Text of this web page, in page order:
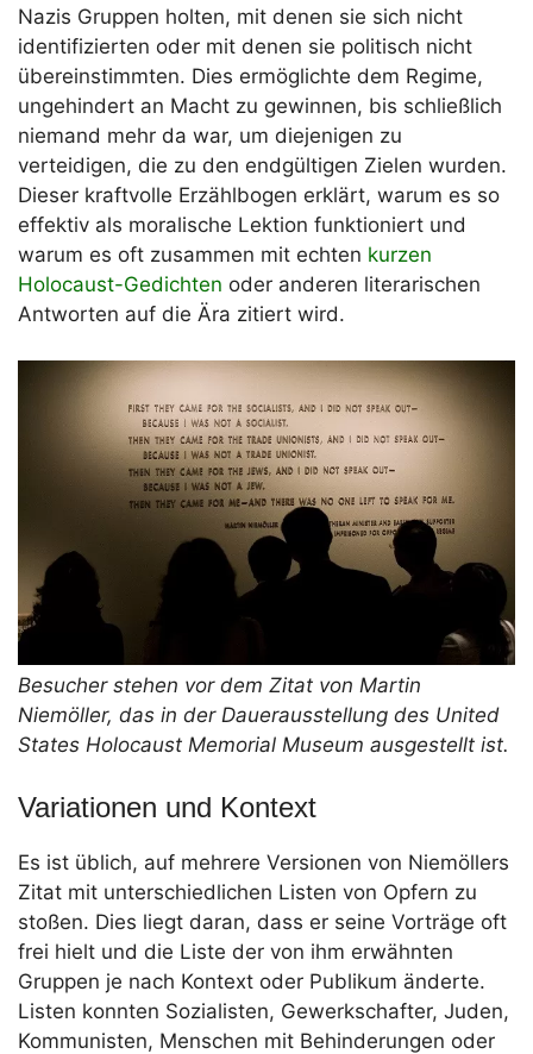
Nazis Gruppen holten, mit denen sie sich nicht
identifizierten oder mit denen sie politisch nicht
übereinstimmten. Dies ermöglichte dem Regime,
ungehindert an Macht zu gewinnen, bis schließlich
niemand mehr da war, um diejenigen zu
verteidigen, die zu den endgültigen Zielen wurden.
Dieser kraftvolle Erzählbogen erklärt, warum es so
effektiv als moralische Lektion funktioniert und
warum es oft zusammen mit echten kurzen
Holocaust-Gedichten oder anderen literarischen
Antworten auf die Ära zitiert wird.
Besucher stehen vor dem Zitat von Martin
Niemöller, das in der Dauerausstellung des United
States Holocaust Memorial Museum ausgestellt ist.
Variationen und Kontext
Es ist üblich, auf mehrere Versionen von Niemöllers
Zitat mit unterschiedlichen Listen von Opfern zu
stoßen. Dies liegt daran, dass er seine Vorträge oft
frei hielt und die Liste der von ihm erwähnten
Gruppen je nach Kontext oder Publikum änderte.
Listen konnten Sozialisten, Gewerkschafter, Juden,
Kommunisten, Menschen mit Behinderungen oder